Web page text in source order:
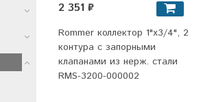
2 351 ₽
Rommer коллектор 1"x3/4", 2
контура с запорными
клапанами из нерж. стали
RMS-3200-000002